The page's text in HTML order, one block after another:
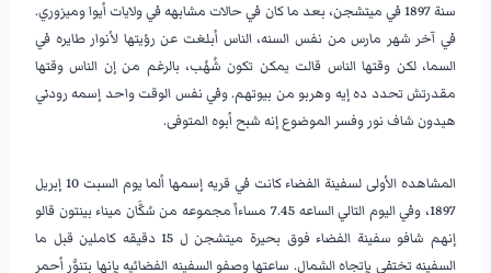
سنة 1897 في ميتشجن، بعد ما كان في حالات مشابهه في ولايات أيوا وميزوري.
في آخر شهر مارس من نفس السنه، الناس أبلغت عن رؤيتها لأنوار طايره في
السما، لكن وقتها الناس قالت يمكن تكون شُهُب، بالرغم من إن الناس وقتها
مقدرتش تحدد ده إيه وهربو من بيوتهم. وفي نفس الوقت واحد إسمه رودني
هيدون شاف نور وفسر الموضوع إنه شبح أبوه المتوفى.
المشاهده الأولى لسفينة الفضاء كانت في قريه إسمها ألما يوم السبت 10 إبريل
1897، وفي اليوم التالي الساعه 7.45 مساءاً مجموعه من سُكَّان ميناء بينتون قالو
إنهم شافو سفينة الفضاء فوق بحيرة ميتشجن ل 15 دقيقه كاملين قبل ما
السفينه تختفي بإتجاه الشمال. ساعتها وصفو السفينه الفضائيه بإنها بتنوَّر أحمر